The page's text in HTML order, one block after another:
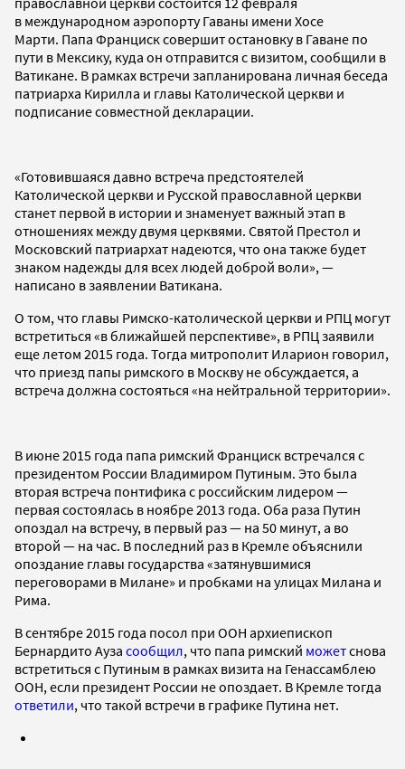
в международном аэропорту Гаваны имени Хосе
Марти. Папа Франциск совершит остановку в Гаване по
пути в Мексику, куда он отправится с визитом, сообщили в
Ватикане. В рамках встречи запланирована личная беседа
патриарха Кирилла и главы Католической церкви и
подписание совместной декларации.
«Готовившаяся давно встреча предстоятелей
Католической церкви и Русской православной церкви
станет первой в истории и знаменует важный этап в
отношениях между двумя церквями. Святой Престол и
Московский патриархат надеются, что она также будет
знаком надежды для всех людей доброй воли», —
написано в заявлении Ватикана.
О том, что главы Римско-католической церкви и РПЦ могут
встретиться «в ближайшей перспективе», в РПЦ заявили
еще летом 2015 года. Тогда митрополит Иларион говорил,
что приезд папы римского в Москву не обсуждается, а
встреча должна состояться «на нейтральной территории».
В июне 2015 года папа римский Франциск встречался с
президентом России Владимиром Путиным. Это была
вторая встреча понтифика с российским лидером —
первая состоялась в ноябре 2013 года. Оба раза Путин
опоздал на встречу, в первый раз — на 50 минут, а во
второй — на час. В последний раз в Кремле объяснили
опоздание главы государства «затянувшимися
переговорами в Милане» и пробками на улицах Милана и
Рима.
В сентябре 2015 года посол при ООН архиепископ
Бернардито Ауза сообщил, что папа римский можетснова
встретиться с Путиным в рамках визита на Генассамблею
ООН, если президент России не опоздает. В Кремле тогда
ответили, что такой встречи в графике Путина нет.